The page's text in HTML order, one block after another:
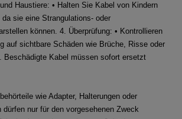
Haustiere: • Halten Sie Kabel von Kindern
sie eine Strangulations- oder
können. 4. Überprüfung: • Kontrollieren
auf sichtbare Schäden wie Brüche, Risse oder
Beschädigte Kabel müssen sofort ersetzt
wie Adapter, Halterungen oder
dürfen nur für den vorgesehenen Zweck